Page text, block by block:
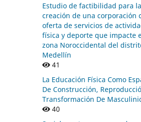
Estudio de factibilidad para la
creación de una corporación
oferta de servicios de
física y deporte que impacte
zona Noroccidental del
Medellín
41
La Educación Física Como
De Construcción,
Transformación De
40